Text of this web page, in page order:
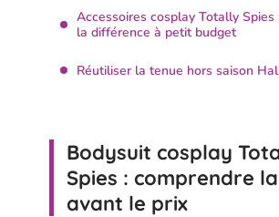
Accessoires cosplay Totally Spies
la différence à petit budget
Réutiliser la tenue hors saison
Bodysuit cosplay
Spies : comprendre
avant le prix